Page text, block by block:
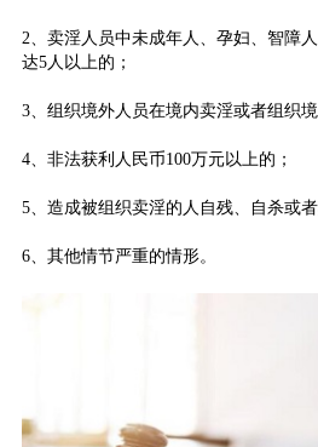
2、卖淫人员中未成年人、孕妇、智障
达5人以上的；
3、组织境外人员在境内卖淫或者组织
4、非法获利人民币100万元以上的；
5、造成被组织卖淫的人自残、自杀或
6、其他情节严重的情形。